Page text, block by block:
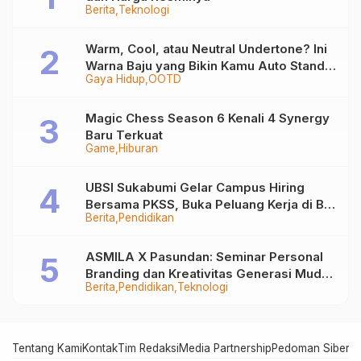
Berita Teknologi
Gaya Hidup OOTD
Warm, Cool, atau Neutral Undertone? Ini
Warna Baju yang Bikin Kamu Auto Stand
Out
Game Hiburan
Magic Chess Season 6 Kenali 4 Synergy
Baru Terkuat
Berita Pendidikan
UBSI Sukabumi Gelar Campus Hiring
Bersama PKSS, Buka Peluang Kerja di BRI
Group
Berita Pendidikan Teknologi
ASMILA X Pasundan: Seminar Personal
Branding dan Kreativitas Generasi Muda
Bersama SDKF
Tentang KamiKontakTim RedaksiMedia PartnershipPedoman Siber